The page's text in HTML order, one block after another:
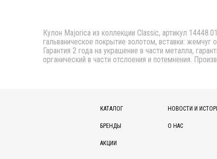
Кулон Majorica из коллекции Classic, артикул
гальваническое покрытие золотом, вставки: жемчуг
Гарантия 2 года на украшение в части металла,
органический в части отслоения и потемнения.
КАТАЛОГ
БРЕНДЫ
АКЦИИ
НОВОСТИ И
О НАС